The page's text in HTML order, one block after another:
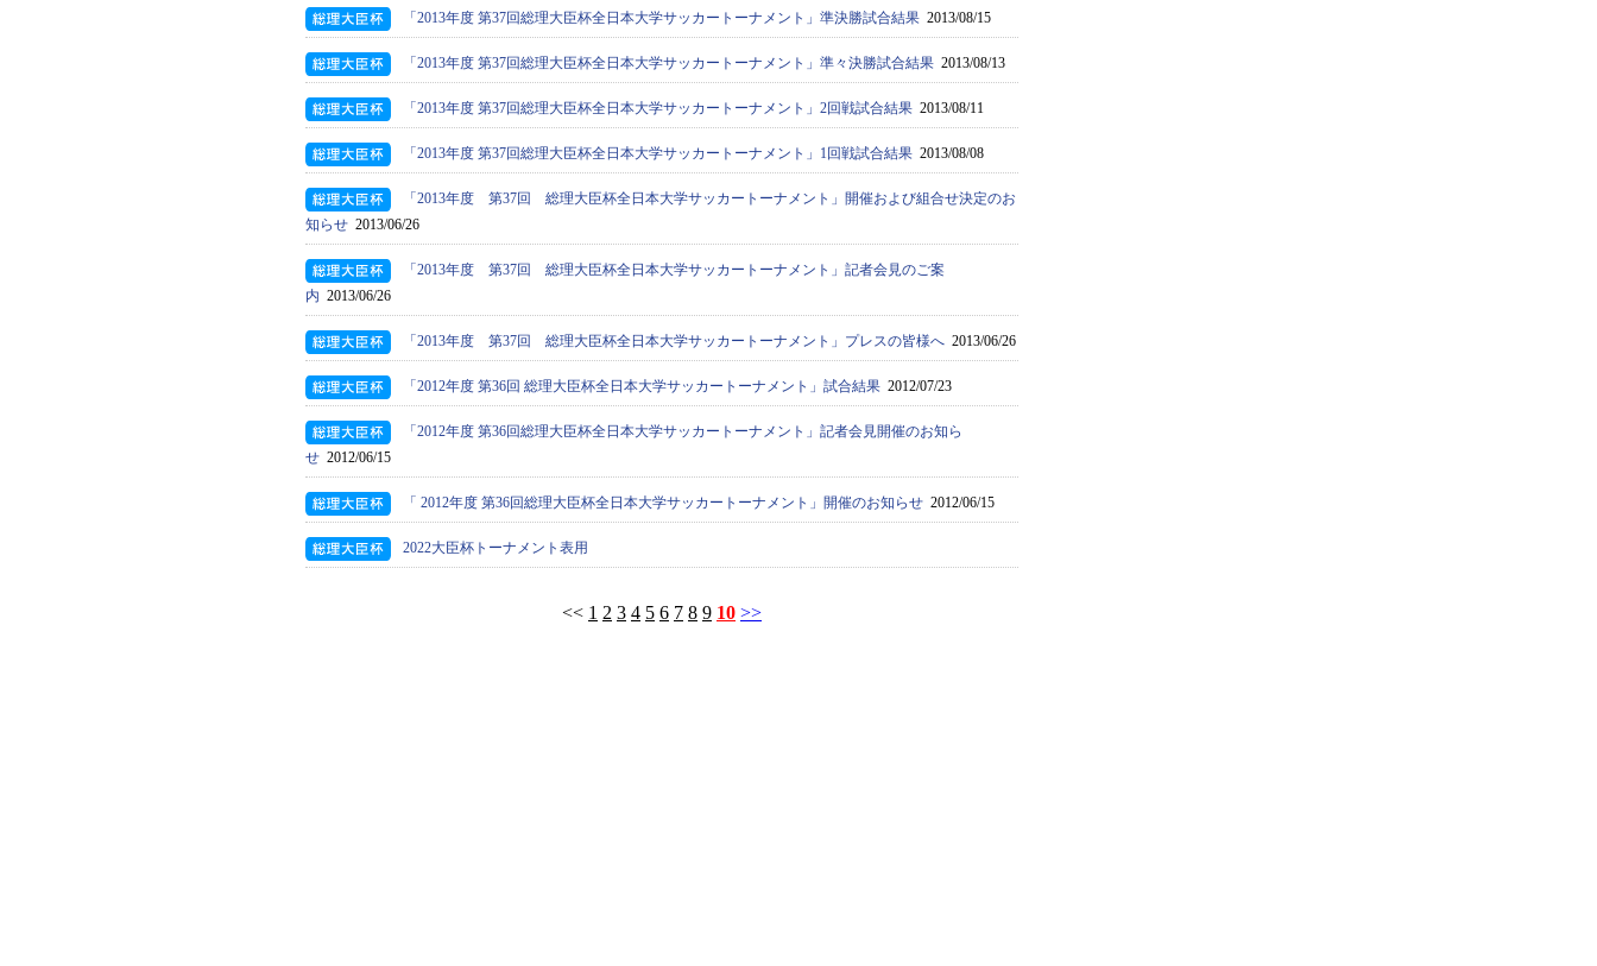
「2013年度 第37回総理大臣杯全日本大学サッカートーナメント」準決勝試合結果 2013/08/15
「2013年度 第37回総理大臣杯全日本大学サッカートーナメント」準々決勝試合結果 2013/08/13
「2013年度 第37回総理大臣杯全日本大学サッカートーナメント」2回戦試合結果 2013/08/11
「2013年度 第37回総理大臣杯全日本大学サッカートーナメント」1回戦試合結果 2013/08/08
「2013年度 第37回 総理大臣杯全日本大学サッカートーナメント」開催および組合せ決定のお
知らせ 2013/06/26
「2013年度 第37回 総理大臣杯全日本大学サッカートーナメント」記者会見のご案
内 2013/06/26
「2013年度 第37回 総理大臣杯全日本大学サッカートーナメント」プレスの皆様へ 2013/06/26
「2012年度 第36回 総理大臣杯全日本大学サッカートーナメント」試合結果 2012/07/23
「2012年度 第36回総理大臣杯全日本大学サッカートーナメント」記者会見開催のお知ら
せ 2012/06/15
「 2012年度 第36回総理大臣杯全日本大学サッカートーナメント」開催のお知らせ 2012/06/15
2022大臣杯トーナメント表用
<< 1 2 3 4 5 6 7 8 9 10 >>